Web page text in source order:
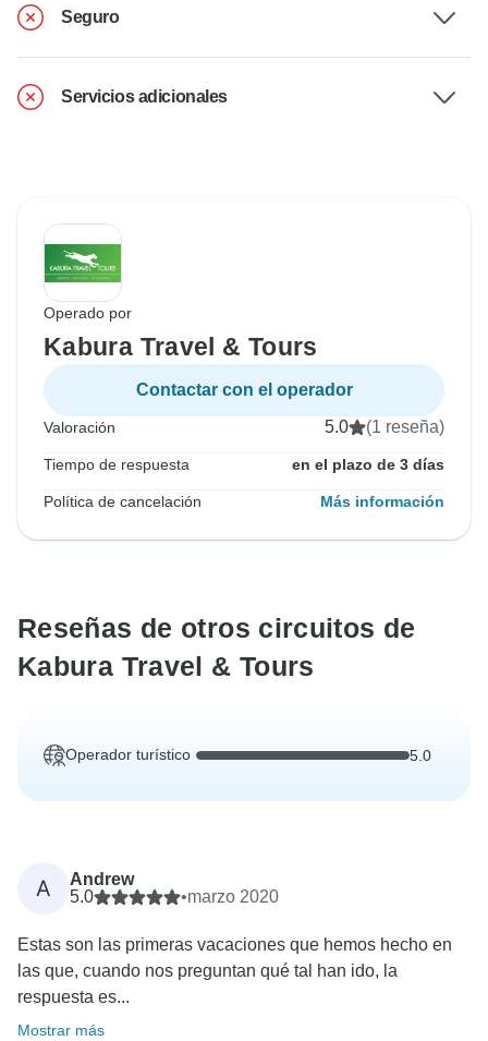
Seguro
Servicios adicionales
Operado por
Kabura Travel & Tours
Contactar con el operador
Valoración 5.0 (1 reseña)
Tiempo de respuesta en el plazo de 3 días
Política de cancelación Más información
Reseñas de otros circuitos de
Kabura Travel & Tours
Operador turístico 5.0
A
Andrew
5.0
•marzo 2020
Estas son las primeras vacaciones que hemos hecho en
las que, cuando nos preguntan qué tal han ido, la
respuesta es...
Mostrar más